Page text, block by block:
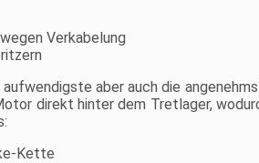
hochwertige, ergonomische
Velo Griffe bleiben selbst auf
Fahrten komfortabel.
Verkabelung
aber auch die
direkt hinter dem Tretlager,
Kette